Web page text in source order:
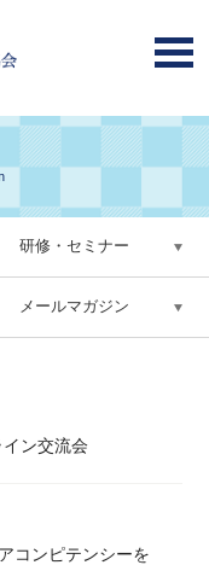
研修・セミナー
メールマガジン
イン交流会
コンピテンシーを